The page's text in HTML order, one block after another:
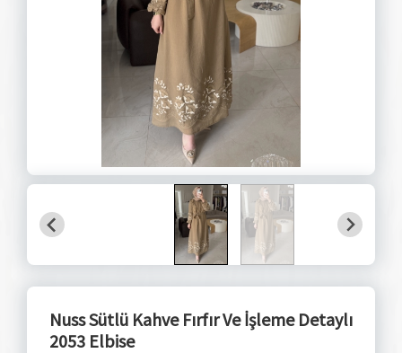
Nuss Sütlü Kahve Fırfır Ve İşleme Detaylı
2053 Elbise